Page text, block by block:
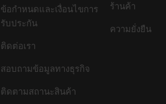
ข้อกำหนดและเงื่อนไขการ
รับประกัน
ติดต่อเรา
สอบถามข้อมูลทางธุรกิจ
ติดตามสถานะสินค้า
ร้านค้า
ความยั่งยืน